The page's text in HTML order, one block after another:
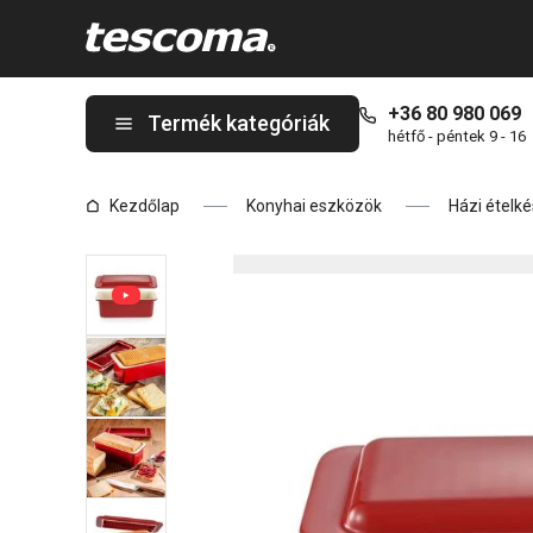
Termék kategóriák +36 80 980 069
hétfő - péntek 9 - 16
Kezdőlap Konyhai eszközök Házi